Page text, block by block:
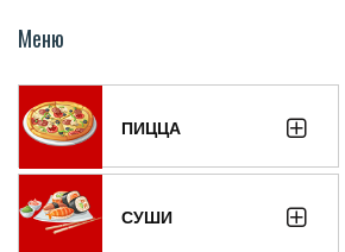
Меню
ПИЦЦА
СУШИ